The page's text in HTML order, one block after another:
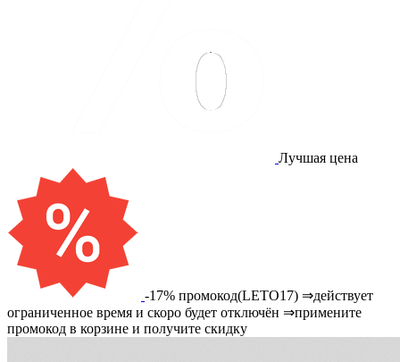
Лучшая цена
-17% промокод(LETO17) ⇒действует
ограниченное время и скоро будет отключён ⇒примените
промокод в корзине и получите скидку